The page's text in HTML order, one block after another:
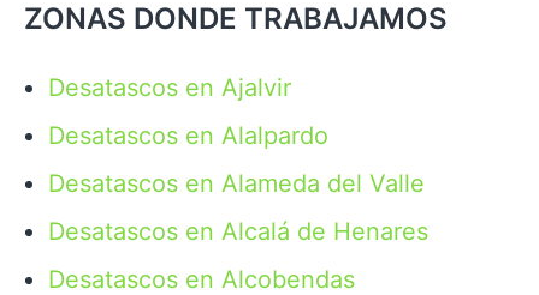
ZONAS DONDE TRABAJAMOS
Desatascos en Ajalvir
Desatascos en Alalpardo
Desatascos en Alameda del Valle
Desatascos en Alcalá de Henares
Desatascos en Alcobendas